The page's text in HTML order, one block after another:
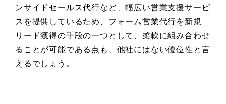
ンサイドセールス代行など、幅広い営業支援サービ
スを提供しているため、フォーム営業代行を新規
リード獲得の手段の一つとして、柔軟に組み合わせ
ることが可能である点も、他社にはない優位性と言
えるでしょう。